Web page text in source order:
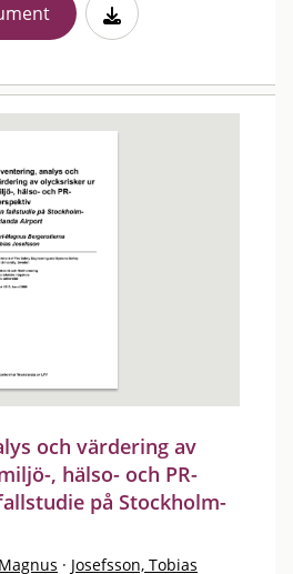
och värdering av
, hälso- och PR-
på Stockholm-
· Josefsson, Tobias